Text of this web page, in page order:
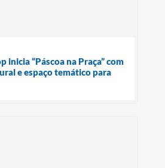
inicia “Páscoa na Praça” com
e espaço temático para